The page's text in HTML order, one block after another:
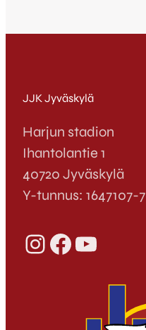
JJK Jyväskylä
Harjun stadion
Ihantolantie 1
40720 Jyväskylä
Y-tunnus: 1647107-7
InstagramFacebook YouTube